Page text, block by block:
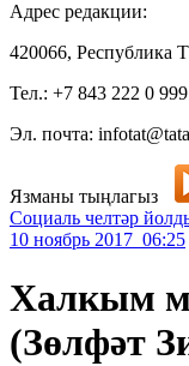
Адрес редакции:
420066, Республика
Тел.: +7 843 222 0 999
Эл. почта:
Язманы тыңлагыз
Социаль челтәр
10 ноябрь 2017 06:25
Халкым
(Зөлфәт